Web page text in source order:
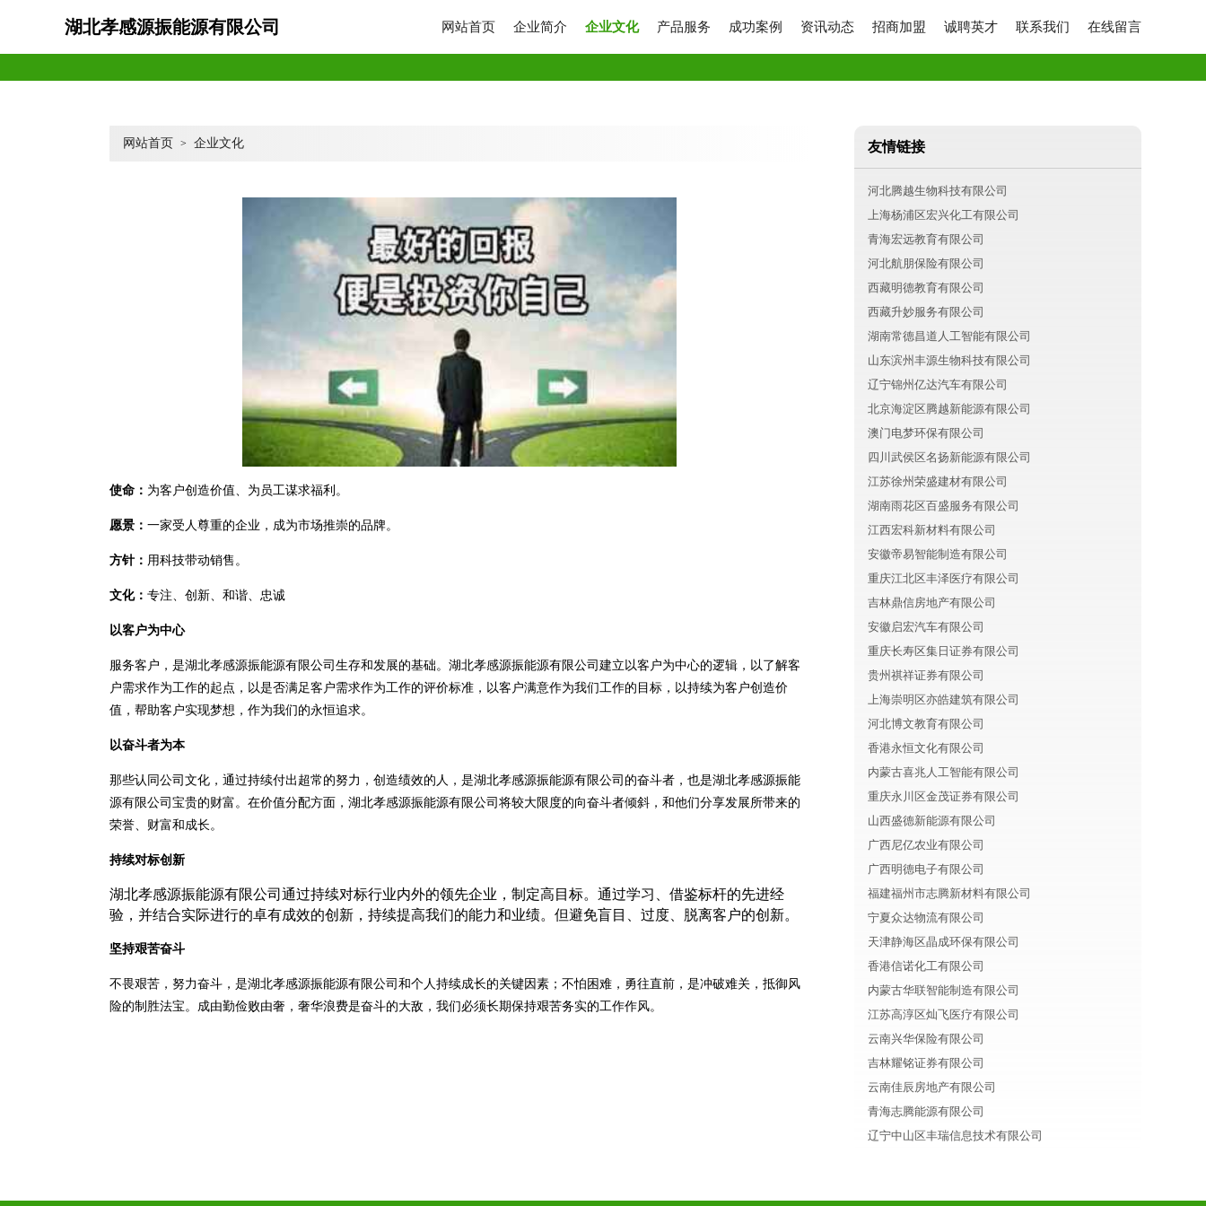
湖北孝感源振能源有限公司 网站首页 企业简介 企业文化 产品服务 成功案例 资讯动态 招商加盟 诚聘英才 联系我们 在线留言
网站首页 > 企业文化
使命： 为客户创造价值、为员工谋求福利。
愿景： 一家受人尊重的企业，成为市场推崇的品牌。
方针： 用科技带动销售。
文化： 专注、创新、和谐、忠诚
以客户为中心
服务客户，是湖北孝感源振能源有限公司生存和发展的基础。湖北孝感源振能源有限公司建立以客户为中心的逻辑，以了解客
户需求作为工作的起点，以是否满足客户需求作为工作的评价标准，以客户满意作为我们工作的目标，以持续为客户创造价
值，帮助客户实现梦想，作为我们的永恒追求。
以奋斗者为本
那些认同公司文化，通过持续付出超常的努力，创造绩效的人，是湖北孝感源振能源有限公司的奋斗者，也是湖北孝感源振能
源有限公司宝贵的财富。在价值分配方面，湖北孝感源振能源有限公司将较大限度的向奋斗者倾斜，和他们分享发展所带来的
荣誉、财富和成长。
持续对标创新
湖北孝感源振能源有限公司通过持续对标行业内外的领先企业，制定高目标。通过学习、借鉴标杆的先进经
验，并结合实际进行的卓有成效的创新，持续提高我们的能力和业绩。但避免盲目、过度、脱离客户的创新。
坚持艰苦奋斗
不畏艰苦，努力奋斗，是湖北孝感源振能源有限公司和个人持续成长的关键因素；不怕困难，勇往直前，是冲破难关，抵御风
险的制胜法宝。成由勤俭败由奢，奢华浪费是奋斗的大敌，我们必须长期保持艰苦务实的工作作风。
友情链接
河北腾越生物科技有限公司
上海杨浦区宏兴化工有限公司
青海宏远教育有限公司
河北航朋保险有限公司
西藏明德教育有限公司
西藏升妙服务有限公司
湖南常德昌道人工智能有限公司
山东滨州丰源生物科技有限公司
辽宁锦州亿达汽车有限公司
北京海淀区腾越新能源有限公司
澳门电梦环保有限公司
四川武侯区名扬新能源有限公司
江苏徐州荣盛建材有限公司
湖南雨花区百盛服务有限公司
江西宏科新材料有限公司
安徽帝易智能制造有限公司
重庆江北区丰泽医疗有限公司
吉林鼎信房地产有限公司
安徽启宏汽车有限公司
重庆长寿区集日证券有限公司
贵州祺祥证券有限公司
上海崇明区亦皓建筑有限公司
河北博文教育有限公司
香港永恒文化有限公司
内蒙古喜兆人工智能有限公司
重庆永川区金茂证券有限公司
山西盛德新能源有限公司
广西尼亿农业有限公司
广西明德电子有限公司
福建福州市志腾新材料有限公司
宁夏众达物流有限公司
天津静海区晶成环保有限公司
香港信诺化工有限公司
内蒙古华联智能制造有限公司
江苏高淳区灿飞医疗有限公司
云南兴华保险有限公司
吉林耀铭证券有限公司
云南佳辰房地产有限公司
青海志腾能源有限公司
辽宁中山区丰瑞信息技术有限公司